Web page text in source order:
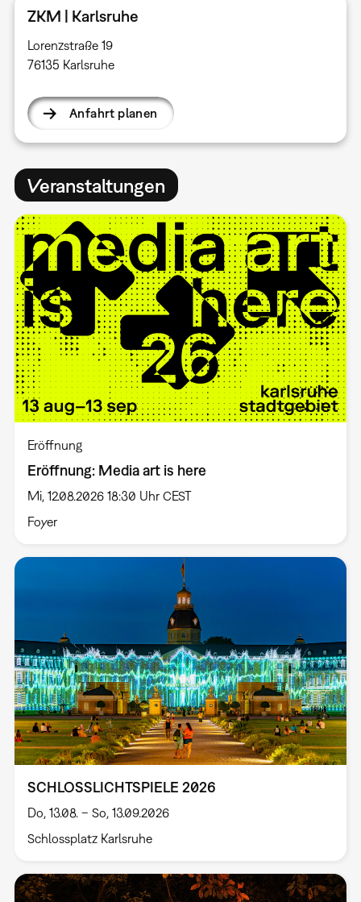
ZKM | Karlsruhe
Lorenzstraße 19
76135 Karlsruhe
Anfahrt planen
Veranstaltungen
Eröffnung
Eröffnung: Media art is here
Mi, 12.08.2026 18:30 Uhr CEST
Foyer
SCHLOSSLICHTSPIELE 2026
Do, 13.08. – So, 13.09.2026
Schlossplatz Karlsruhe